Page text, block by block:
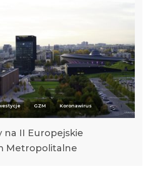
GZM Koronawirus
na II Europejskie
Metropolitalne